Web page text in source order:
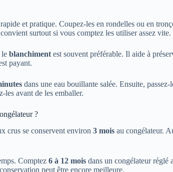
et pratique. Coupez-les en rondelles ou en
surtout si vous comptez les utiliser assez vite.
le blanchiment est souvent préférable. Il aide à
payant.
dans une eau bouillante salée. Ensuite,
les avant de les emballer.
?
crus se conservent environ 3 mois au congélateur.
Comptez 6 à 12 mois dans un congélateur réglé
peut être encore meilleure.